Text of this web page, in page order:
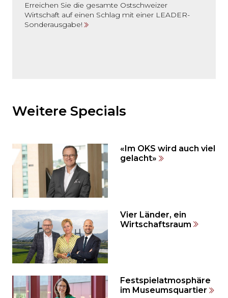
Erreichen Sie die gesamte Ostschweizer
Wirtschaft auf einen Schlag mit einer LEADER-
Sonderausgabe!
den
Inhalt
auslassen
und
direkt
springen?
Weitere Specials
«Im OKS wird auch viel
gelacht»
Vier Länder, ein
Wirtschaftsraum
Festspielatmosphäre
im Museumsquartier